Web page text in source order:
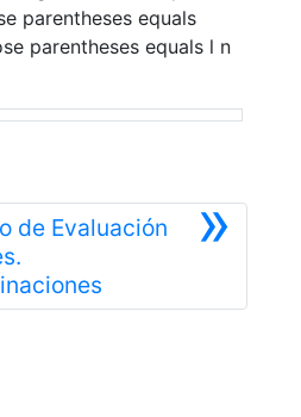
»
de Evaluación
Siguiente